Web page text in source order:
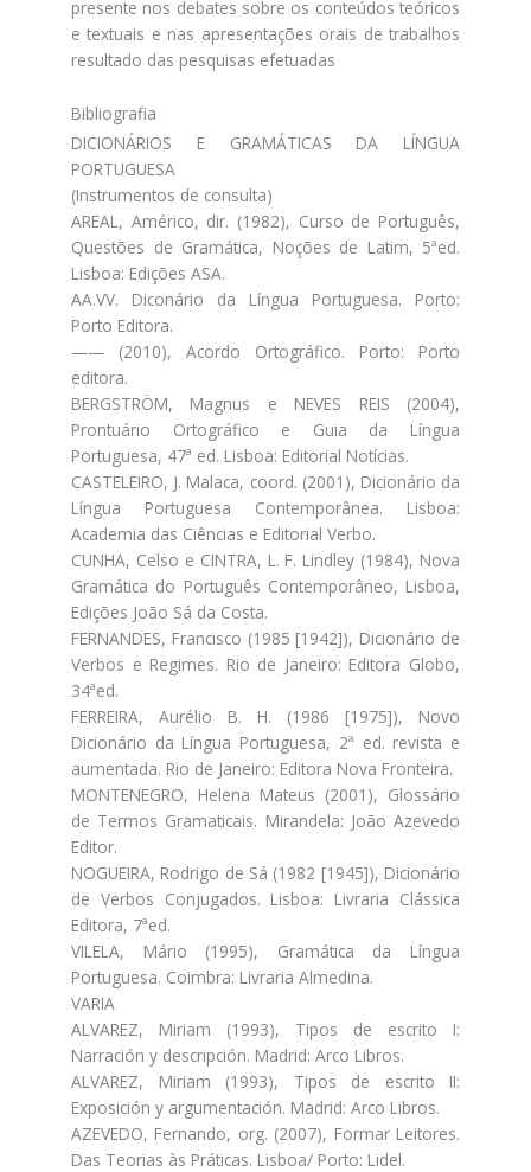
presente nos debates sobre os conteúdos teóricos
e textuais e nas apresentações orais de trabalhos
resultado das pesquisas efetuadas
Bibliografia
DICIONÁRIOS E GRAMÁTICAS DA LÍNGUA
PORTUGUESA
(Instrumentos de consulta)
AREAL, Américo, dir. (1982), Curso de Português,
Questões de Gramática, Noções de Latim, 5ªed.
Lisboa: Edições ASA.
AA.VV. Diconário da Língua Portuguesa. Porto:
Porto Editora.
—— (2010), Acordo Ortográfico. Porto: Porto
editora.
BERGSTRÖM, Magnus e NEVES REIS (2004),
Prontuário Ortográfico e Guia da Língua
Portuguesa, 47ª ed. Lisboa: Editorial Notícias.
CASTELEIRO, J. Malaca, coord. (2001), Dicionário da
Língua Portuguesa Contemporânea. Lisboa:
Academia das Ciências e Editorial Verbo.
CUNHA, Celso e CINTRA, L. F. Lindley (1984), Nova
Gramática do Português Contemporâneo, Lisboa,
Edições João Sá da Costa.
FERNANDES, Francisco (1985 [1942]), Dicionário de
Verbos e Regimes. Rio de Janeiro: Editora Globo,
34ªed.
FERREIRA, Aurélio B. H. (1986 [1975]), Novo
Dicionário da Língua Portuguesa, 2ª ed. revista e
aumentada. Rio de Janeiro: Editora Nova Fronteira.
MONTENEGRO, Helena Mateus (2001), Glossário
de Termos Gramaticais. Mirandela: João Azevedo
Editor.
NOGUEIRA, Rodrigo de Sá (1982 [1945]), Dicionário
de Verbos Conjugados. Lisboa: Livraria Clássica
Editora, 7ªed.
VILELA, Mário (1995), Gramática da Língua
Portuguesa. Coimbra: Livraria Almedina.
VARIA
ALVAREZ, Miriam (1993), Tipos de escrito I:
Narración y descripción. Madrid: Arco Libros.
ALVAREZ, Miriam (1993), Tipos de escrito II:
Exposición y argumentación. Madrid: Arco Libros.
AZEVEDO, Fernando, org. (2007), Formar Leitores.
Das Teorias às Práticas. Lisboa/ Porto: Lidel.